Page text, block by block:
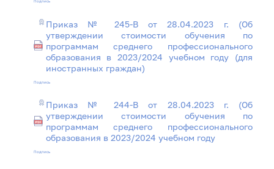
Подпись
Приказ № 245-В от 28.04.2023 г. (Об
утверждении стоимости обучения по
программам среднего профессионального
образования в 2023/2024 учебном году (для
иностранных граждан)
Подпись
Приказ № 244-В от 28.04.2023 г. (Об
утверждении стоимости обучения по
программам среднего профессионального
образования в 2023/2024 учебном году
Подпись